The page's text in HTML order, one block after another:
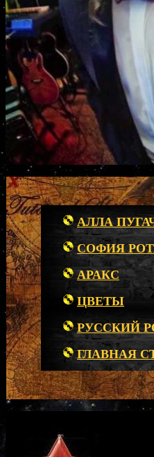
АЛЛА
СОФИЯ
АРАКС
ЦВЕТЫ
РУССКИЙ
ГЛАВНАЯ